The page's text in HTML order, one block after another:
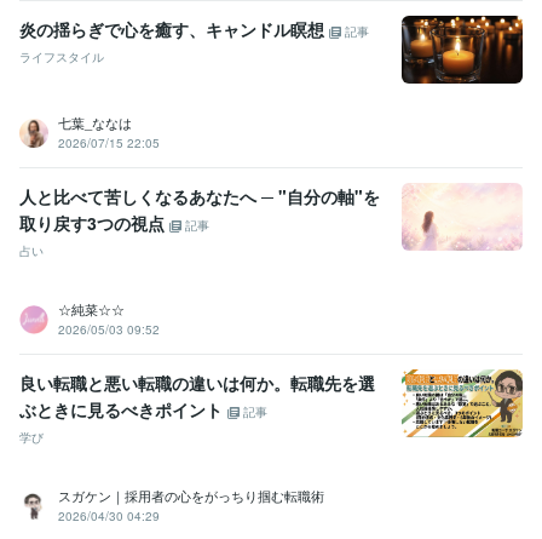
炎の揺らぎで心を癒す、キャンドル瞑想
記事
ライフスタイル
七葉_ななは
2026/07/15 22:05
人と比べて苦しくなるあなたへ ─ "自分の軸"を
取り戻す3つの視点
記事
占い
☆純菜☆☆
2026/05/03 09:52
良い転職と悪い転職の違いは何か。転職先を選
ぶときに見るべきポイント
記事
学び
スガケン｜採用者の心をがっちり掴む転職術
2026/04/30 04:29